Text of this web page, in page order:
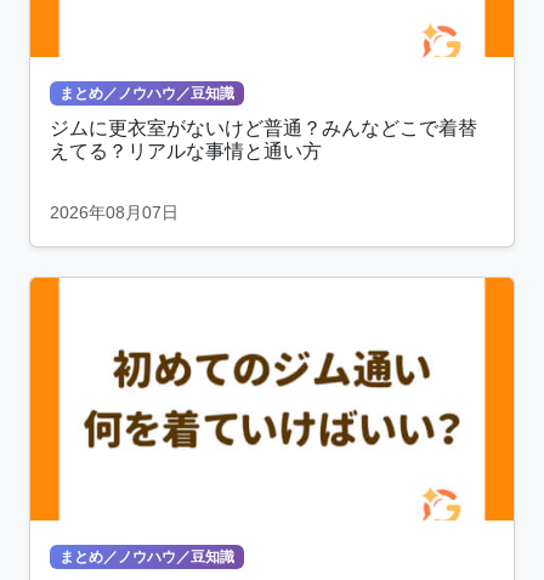
まとめ／ノウハウ／豆知識
ジムに更衣室がないけど普通？みんなどこで着替
えてる？リアルな事情と通い方
2026年08月07日
まとめ／ノウハウ／豆知識